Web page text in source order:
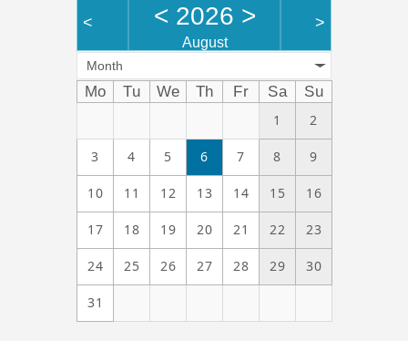
< < 2026 >
August
>
Month
Mo Tu We Th Fr Sa
Su
1
2
3 4 5 6 7 8 9
10 11 12 13 14 15 16
17 18 19 20 21 22 23
24 25 26 27 28 29 30
31